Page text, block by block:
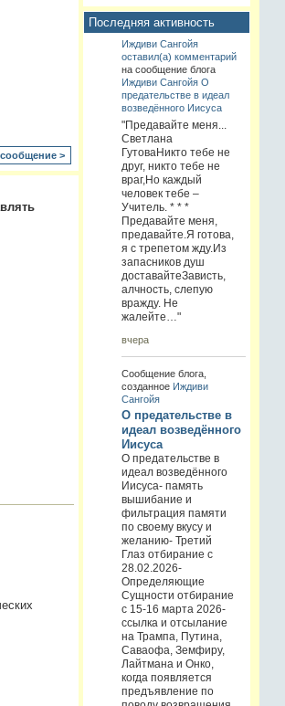
>
Последняя активность
Иждиви Сангойя
оставил(а) комментарий
на сообщение блога
Иждиви Сангойя О
предательстве в идеал
возведённого Иисуса
"Предавайте меня...
Светлана
ГутоваНикто тебе не
друг, никто тебе не
враг,Но каждый
человек тебе –
Учитель. * * *
Предавайте меня,
предавайте.Я готова,
я с трепетом жду.Из
запасников душ
доставайтеЗависть,
алчность, слепую
вражду. Не
жалейте…"
вчера
Сообщение блога,
созданное Иждиви
Сангойя
О предательстве в
идеал возведённого
Иисуса
О предательстве в
идеал возведённого
Иисуса- память
вышибание и
фильтрация памяти
по своему вкусу и
желанию- Третий
Глаз отбирание с
28.02.2026-
Определяющие
Сущности отбирание
с 15-16 марта 2026-
ссылка и отсылание
на Трампа, Путина,
Саваофа, Земфиру,
Лайтмана и Онко,
когда появляется
предъявление по